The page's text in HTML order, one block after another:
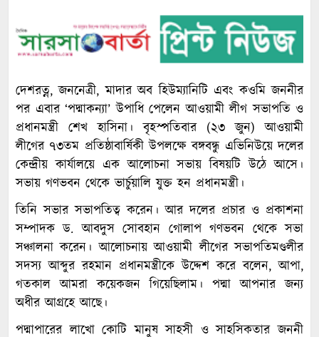
দেশরত্ন, জননেত্রী, মাদার অব হিউম্যানিটি এবং কওমি জননীর
পর এবার ‘পদ্মাকন্যা’ উপাধি পেলেন আওয়ামী লীগ সভাপতি ও
প্রধানমন্ত্রী শেখ হাসিনা। বৃহস্পতিবার (২৩ জুন) আওয়ামী
লীগের ৭৩তম প্রতিষ্ঠাবার্ষিকী উপলক্ষে বঙ্গবন্ধু এভিনিউয়ে দলের
কেন্দ্রীয় কার্যালয়ে এক আলোচনা সভায় বিষয়টি উঠে আসে।
সভায় গণভবন থেকে ভার্চুয়ালি যুক্ত হন প্রধানমন্ত্রী।
তিনি সভার সভাপতিত্ব করেন। আর দলের প্রচার ও প্রকাশনা
সম্পাদক ড. আবদুস সোবহান গোলাপ গণভবন থেকে সভা
সঞ্চালনা করেন। আলোচনায় আওয়ামী লীগের সভাপতিমণ্ডলীর
সদস্য আব্দুর রহমান প্রধানমন্ত্রীকে উদ্দেশ করে বলেন, আপা,
গতকাল আমরা কয়েকজন গিয়েছিলাম। পদ্মা আপনার জন্য
অধীর আগ্রহে আছে।
পদ্মাপারের লাখো কোটি মানুষ সাহসী ও সাহসিকতার জননী